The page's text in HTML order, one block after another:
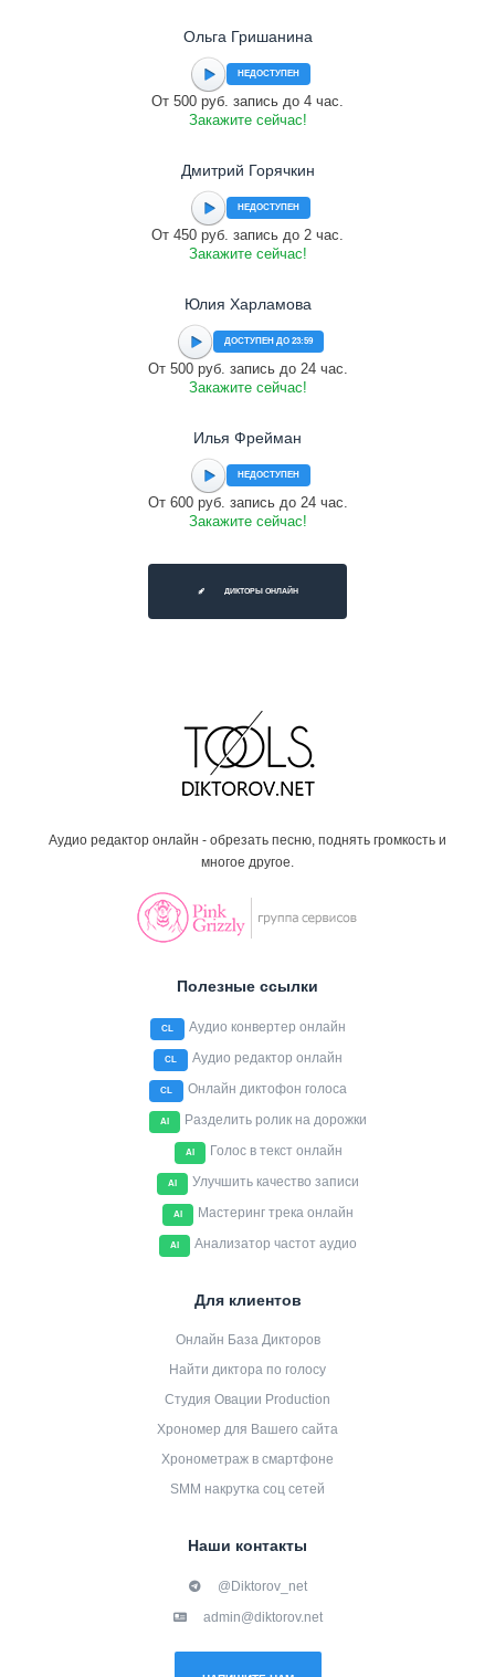
Ольга Гришанина
НЕДОСТУПЕН
От 500 руб. запись до 4 час.
Закажите сейчас!
Дмитрий Горячкин
НЕДОСТУПЕН
От 450 руб. запись до 2 час.
Закажите сейчас!
Юлия Харламова
ДОСТУПЕН ДО 23:59
От 500 руб. запись до 24 час.
Закажите сейчас!
Илья Фрейман
НЕДОСТУПЕН
От 600 руб. запись до 24 час.
Закажите сейчас!
ДИКТОРЫ ОНЛАЙН
Аудио редактор онлайн - обрезать песню, поднять громкость и
многое другое.
Полезные ссылки
CL Аудио конвертер онлайн
CL Аудио редактор онлайн
CL Онлайн диктофон голоса
AI Разделить ролик на дорожки
AI Голос в текст онлайн
AI Улучшить качество записи
AI Мастеринг трека онлайн
AI Анализатор частот аудио
Для клиентов
Онлайн База Дикторов
Найти диктора по голосу
Студия Овации Production
Хрономер для Вашего сайта
Хронометраж в смартфоне
SMM накрутка соц сетей
Наши контакты
@Diktorov_net
admin@diktorov.net